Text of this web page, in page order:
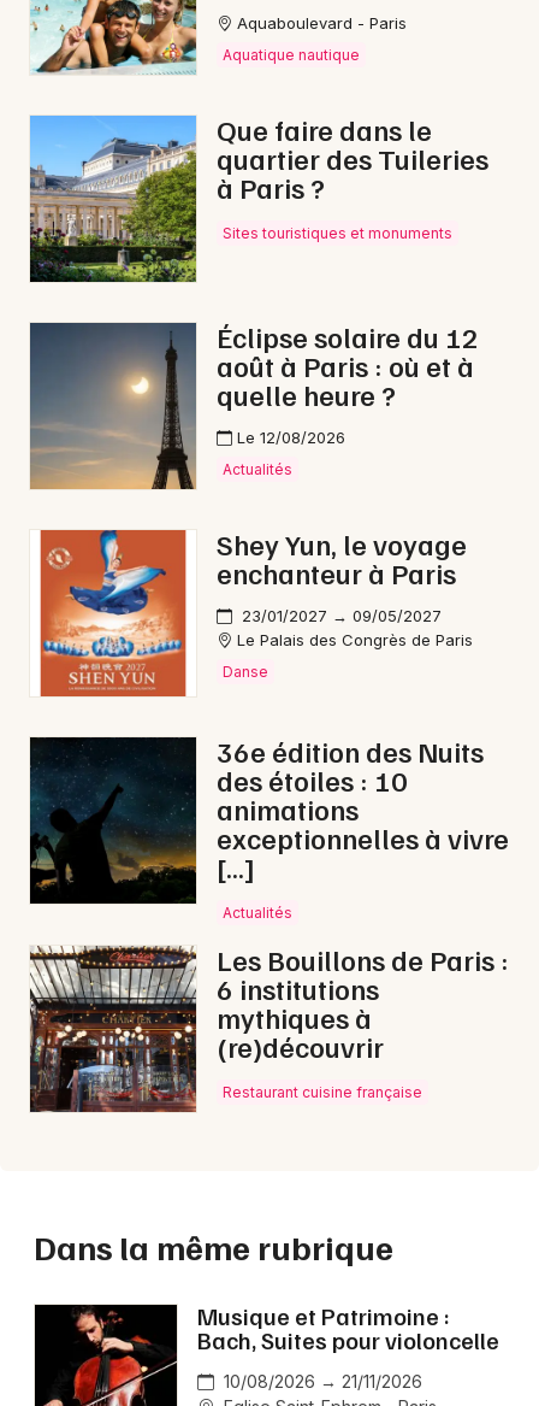
Aquaboulevard - Paris
Aquatique nautique
Que faire dans le
quartier des Tuileries
à Paris ?
Sites touristiques et monuments
Éclipse solaire du 12
août à Paris : où et à
quelle heure ?
Le 12/08/2026
Actualités
Shey Yun, le voyage
enchanteur à Paris
23/01/2027 → 09/05/2027
Le Palais des Congrès de Paris
Danse
36e édition des Nuits
des étoiles : 10
animations
exceptionnelles à vivre
[…]
Actualités
Les Bouillons de Paris :
6 institutions
mythiques à
(re)découvrir
Restaurant cuisine française
Dans la même rubrique
Musique et Patrimoine :
Bach, Suites pour violoncelle
10/08/2026 → 21/11/2026